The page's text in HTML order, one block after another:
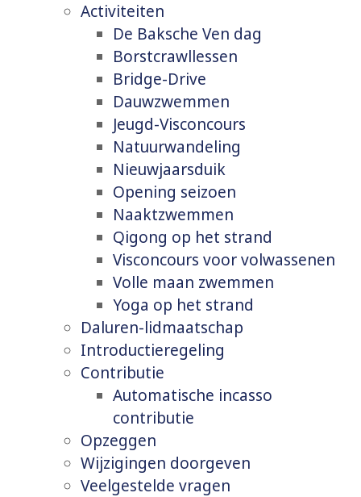
Activiteiten
De Baksche Ven dag
Borstcrawllessen
Bridge-Drive
Dauwzwemmen
Jeugd-Visconcours
Natuurwandeling
Nieuwjaarsduik
Opening seizoen
Naaktzwemmen
Qigong op het strand
Visconcours voor volwassenen
Volle maan zwemmen
Yoga op het strand
Daluren-lidmaatschap
Introductieregeling
Contributie
Automatische incasso
contributie
Opzeggen
Wijzigingen doorgeven
Veelgestelde vragen